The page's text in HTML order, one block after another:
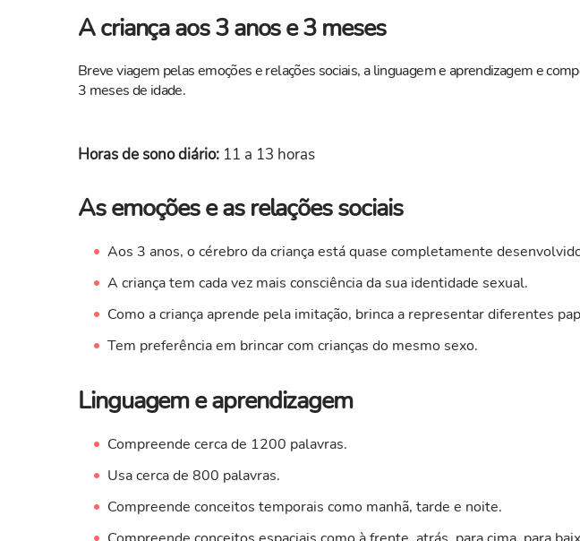
A criança aos 3 anos e 3 meses
Breve viagem pelas emoções e relações sociais, a linguagem e aprendizagem e
3 meses de idade.
Horas de sono diário: 11 a 13 horas
As emoções e as relações sociais
Aos 3 anos, o cérebro da criança está quase completamente
A criança tem cada vez mais consciência da sua identidade sexual.
Como a criança aprende pela imitação, brinca a representar diferentes
Tem preferência em brincar com crianças do mesmo sexo.
Linguagem e aprendizagem
Compreende cerca de 1200 palavras.
Usa cerca de 800 palavras.
Compreende conceitos temporais como manhã, tarde e noite.